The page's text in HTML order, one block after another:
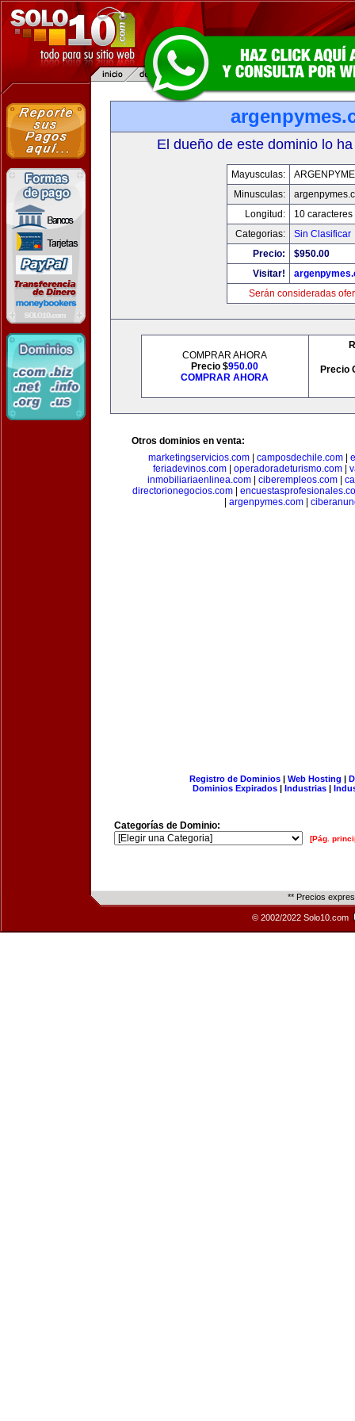
El dueño de este dominio lo
Mayusculas:
Minusculas:
Longitud:
10 caracteres
Categorias:
Sin Clasificar
Precio:
$950.00
Visitar!
Serán consideradas
COMPRAR AHORA
Precio $950.00
COMPRAR AHORA
Precio
Otros dominios en venta:
marketingservicios.com| camposdechile.com|
feriadevinos.com
operadoradeturismo.com
inmobiliariaenlinea.com| ciberempleos.com|
directorionegocios.com|
argenpymes.com
Registro de Dominios| Web Hosting |
Dominios Expirados | Industrias |
Categorías de Dominio:
[Pág.
** Precios
© 2002/2022 Solo10.com